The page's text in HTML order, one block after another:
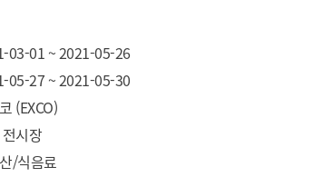
03-01 ~ 2021-05-26
05-27 ~ 2021-05-30
(EXCO)
시장
/식음료